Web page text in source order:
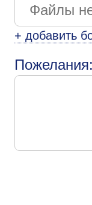
+ добавить
Пожелания: